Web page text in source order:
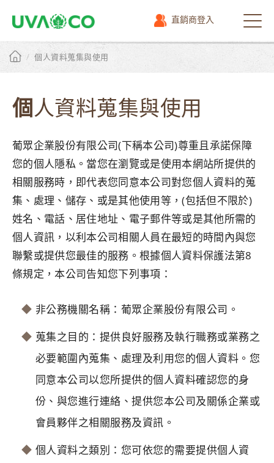
直銷商登入
選
單
/ 個人資料蒐集與使用
個人資料蒐集與使用
葡眾企業股份有限公司(下稱本公司)尊重且承諾保障
您的個人隱私。當您在瀏覽或是使用本網站所提供的
相關服務時，即代表您同意本公司對您個人資料的蒐
集、處理、儲存、或是其他使用等，(包括但不限於)
姓名、電話、居住地址、電子郵件等或是其他所需的
個人資訊，以利本公司相關人員在最短的時間內與您
聯繫或提供您最佳的服務。根據個人資料保護法第8
條規定，本公司告知您下列事項：
非公務機關名稱：葡眾企業股份有限公司。
蒐集之目的：提供良好服務及執行職務或業務之
必要範圍內蒐集、處理及利用您的個人資料。您
同意本公司以您所提供的個人資料確認您的身
份、與您進行連絡、提供您本公司及關係企業或
會員夥伴之相關服務及資訊。
個人資料之類別：您可依您的需要提供個人資